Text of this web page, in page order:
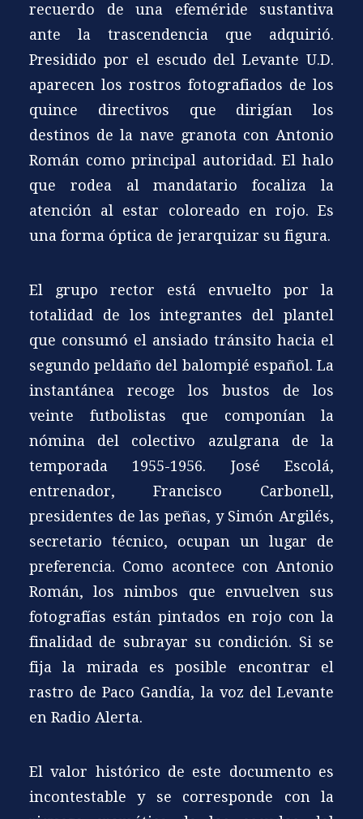
recuerdo de una efeméride sustantiva
ante la trascendencia que adquirió.
Presidido por el escudo del Levante U.D.
aparecen los rostros fotografiados de los
quince directivos que dirigían los
destinos de la nave granota con Antonio
Román como principal autoridad. El halo
que rodea al mandatario focaliza la
atención al estar coloreado en rojo. Es
una forma óptica de jerarquizar su figura.
El grupo rector está envuelto por la
totalidad de los integrantes del plantel
que consumó el ansiado tránsito hacia el
segundo peldaño del balompié español. La
instantánea recoge los bustos de los
veinte futbolistas que componían la
nómina del colectivo azulgrana de la
temporada 1955-1956. José Escolá,
entrenador, Francisco Carbonell,
presidentes de las peñas, y Simón Argilés,
secretario técnico, ocupan un lugar de
preferencia. Como acontece con Antonio
Román, los nimbos que envuelven sus
fotografías están pintados en rojo con la
finalidad de subrayar su condición. Si se
fija la mirada es posible encontrar el
rastro de Paco Gandía, la voz del Levante
en Radio Alerta.
El valor histórico de este documento es
incontestable y se corresponde con la